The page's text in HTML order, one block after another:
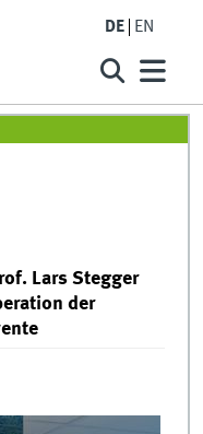
DE EN
Lars Stegger
der